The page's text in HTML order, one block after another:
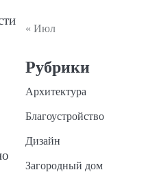
« Июл
Рубрики
Архитектура
Благоустройство
Дизайн
Загородный дом